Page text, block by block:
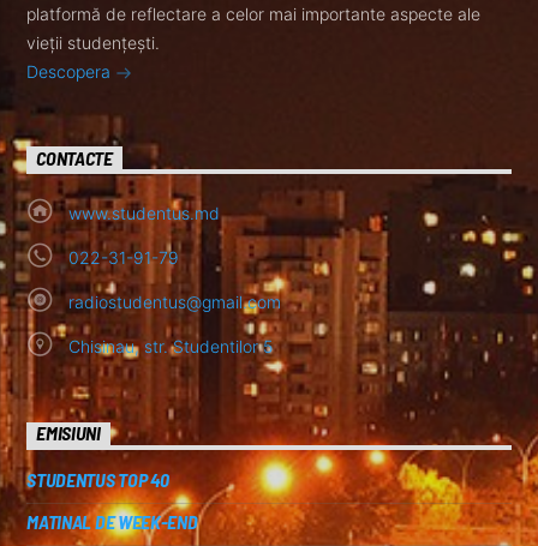
platformă de reflectare a celor mai importante aspecte ale
vieții studențești.
Descopera
CONTACTE
www.studentus.md
022-31-91-79
radiostudentus@gmail.com
Chisinau, str. Studentilor 5
EMISIUNI
STUDENTUS TOP 40
MATINAL DE WEEK-END